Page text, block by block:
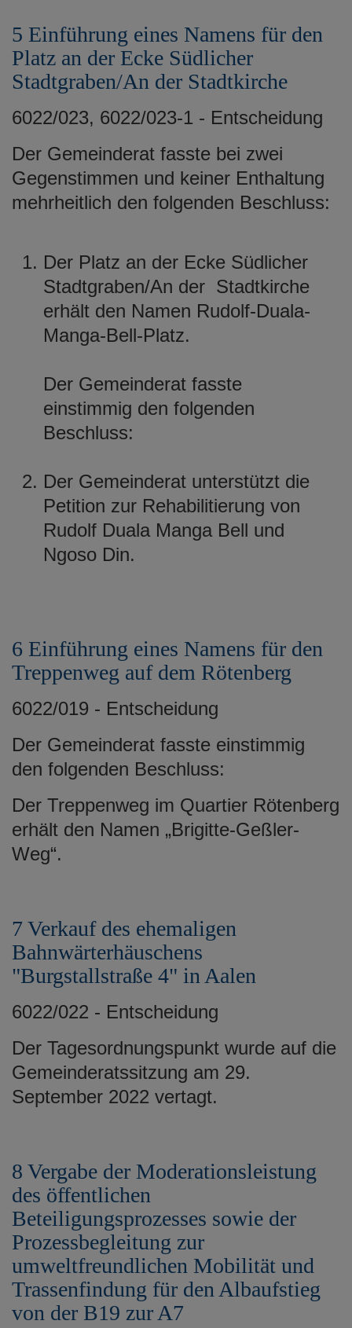
5 Einführung eines Namens für den
Platz an der Ecke Südlicher
Stadtgraben/An der Stadtkirche
6022/023, 6022/023-1 - Entscheidung
Der Gemeinderat fasste bei zwei
Gegenstimmen und keiner Enthaltung
mehrheitlich den folgenden Beschluss:
Der Platz an der Ecke Südlicher
Stadtgraben/An der Stadtkirche
erhält den Namen Rudolf-Duala-
Manga-Bell-Platz.
Der Gemeinderat fasste
einstimmig den folgenden
Beschluss:
Der Gemeinderat unterstützt die
Petition zur Rehabilitierung von
Rudolf Duala Manga Bell und
Ngoso Din.
6 Einführung eines Namens für den
Treppenweg auf dem Rötenberg
6022/019 - Entscheidung
Der Gemeinderat fasste einstimmig
den folgenden Beschluss:
Der Treppenweg im Quartier Rötenberg
erhält den Namen „Brigitte-Geßler-
Weg“.
7 Verkauf des ehemaligen
Bahnwärterhäuschens
"Burgstallstraße 4" in Aalen
6022/022 - Entscheidung
Der Tagesordnungspunkt wurde auf die
Gemeinderatssitzung am 29.
September 2022 vertagt.
8 Vergabe der Moderationsleistung
des öffentlichen
Beteiligungsprozesses sowie der
Prozessbegleitung zur
umweltfreundlichen Mobilität und
Trassenfindung für den Albaufstieg
von der B19 zur A7